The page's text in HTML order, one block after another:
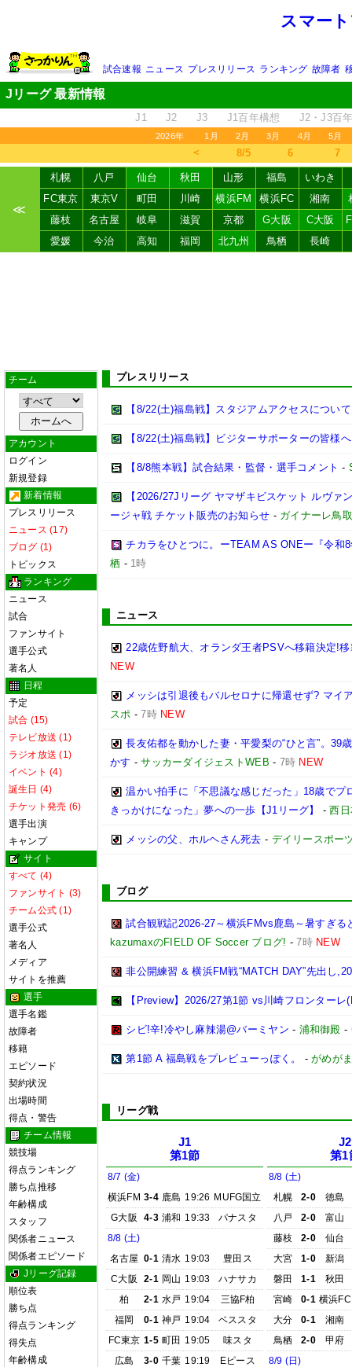
スマー
試合速報 ニュース プレスリリース ランキング 故障者
Jリーグ 最新情報
J1 J2 J3 J1百年構想 J2・J3百
2026年 1月 2月 3月 4月 5月
＜ 8/5 6 7
≪
札幌 八戸 仙台 秋田 山形 福島
いわき
FC東京
東京V 町田 川崎 横浜FM 横浜FC 湘南
藤枝
名古屋 岐阜 滋賀 京都 G大阪 C大阪
愛媛
今治 高知 福岡 北九州 鳥栖 長崎
チーム
アカウント
ログイン
新規登録
新着情報
プレスリリース
ニュース (17)
ブログ (1)
トピックス
ランキング
ニュース
試合
ファンサイト
選手公式
著名人
日程
予定
試合 (15)
テレビ放送 (1)
ラジオ放送 (1)
イベント (4)
誕生日 (4)
チケット発売 (6)
選手出演
キャンプ
サイト
すべて (4)
ファンサイト (3)
チーム公式 (1)
選手公式
著名人
メディア
サイトを推薦
選手
選手名鑑
故障者
移籍
エピソード
契約状況
出場時間
得点・警告
チーム情報
競技場
得点ランキング
勝ち点推移
年齢構成
スタッフ
関係者ニュース
関係者エピソード
Jリーグ記録
順位表
勝ち点
得点ランキング
得失点
年齢構成
プレスリリース
【8/22(土)福島戦】スタジアムアクセスについて
【8/22(土)福島戦】ビジターサポーターの皆様へ
【8/8熊本戦】試合結果・監督・選手コメント -
【2026/27Jリーグ ヤマザキビスケット ルヴ
ージャ戦 チケット販売のお知らせ - ガイナーレ鳥取
チカラをひとつに。ーTEAM AS ONEー『令和
栖 - 1時
ニュース
22歳佐野航大、オランダ王者PSVへ移籍決定!
NEW
メッシは引退後もバルセロナに帰還せず? マイ
スポ -7時 NEW
長友佑都を動かした妻・平愛梨の“ひと言”。39
かす -サッカーダイジェストWEB - 7時 NEW
温かい拍手に「不思議な感じだった」18歳で
きっかけになった」夢への一歩【J1リーグ】
-西
メッシの父、ホルヘさん死去 - デイリースポー
ブログ
試合観戦記2026-27～横浜FMvs鹿島～暑すぎ
kazumaxのFIELD OF Soccer ブログ! -7時 NEW
非公開練習 & 横浜FM戦“MATCH DAY”先出し
【Preview】2026/27第1節 vs川崎フロンターレ
シビ!辛!冷やし麻辣湯@バーミヤン - 浦和御殿 -
第1節 A 福島戦をプレビューっぽく。 -がめが
リーグ戦
J1
第1節
8/7 (金)
横浜FM 3-4 鹿島 19:26 MUFG国立
G大阪
4-3 浦和 19:33
パナスタ
8/8 (土)
名古屋 0-1 清水 19:03
豊田ス
C大阪
2-1 岡山 19:03
ハナサカ
柏
2-1 水戸 19:04
三協F柏
福岡
0-1 神戸 19:04
ベススタ
FC東京 1-5 町田 19:05
味スタ
広島
3-0 千葉 19:19
Eピース
J2
第1
8/8 (土)
札幌
2-0
徳島
八戸
2-0
富山
藤枝
2-0
仙台
大宮
1-0
新潟
磐田
1-1
秋田
宮崎
0-1 横浜FC
大分
0-1
湘南
鳥栖
2-0
甲府
8/9 (日)